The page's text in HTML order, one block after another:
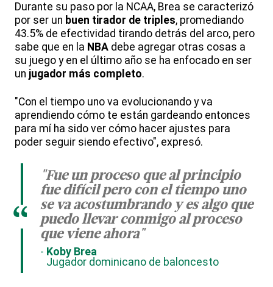
Durante su paso por la NCAA, Brea se caracterizó
por ser un buen tirador de triples, promediando
43.5% de efectividad tirando detrás del arco, pero
sabe que en la NBA debe agregar otras cosas a
su juego y en el último año se ha enfocado en ser
un jugador más completo.
"Con el tiempo uno va evolucionando y va
aprendiendo cómo te están gardeando entonces
para mí ha sido ver cómo hacer ajustes para
poder seguir siendo efectivo", expresó.
"Fue un proceso que al principio
fue difícil pero con el tiempo uno
se va acostumbrando y es algo que
puedo llevar conmigo al proceso
que viene ahora"
Koby Brea
Jugador dominicano de baloncesto
“